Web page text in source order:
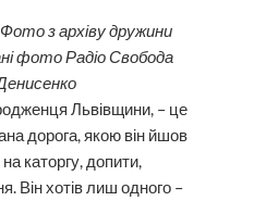
Фото з архіву дружини
фото Радіо Свобода
Львівщини, – це
дорога, якою він йшов
каторгу, допити,
Він хотів лиш одного –